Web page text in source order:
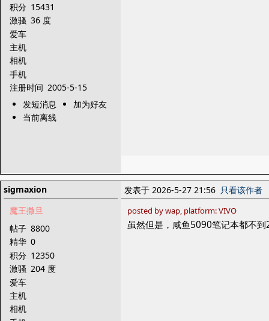
积分 15431
激骚 36 度
爱车
主机
相机
手机
注册时间 2005-5-15
发短消息
加为好友
当前离线
sigmaxion
魔王撒旦
帖子 8800
精华 0
积分 12350
激骚 204 度
爱车
主机
相机
发表于 2026-5-27 21:56 只看该作者
posted by wap, platform: VIVO
虽然但是，咸鱼5090笔记本都不到